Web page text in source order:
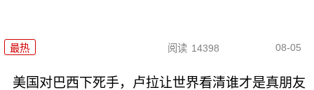
最热 阅读 14398 08-05
美国对巴西下死手，卢拉让世界看清谁才是真朋友